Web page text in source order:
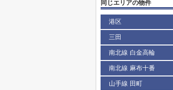
同じエリアの物件
港区
三田
南北線 白金高輪
南北線 麻布十番
山手線 田町